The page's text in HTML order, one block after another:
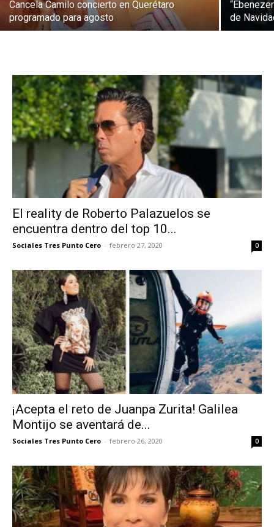
Cancela Camilo concierto en Querétaro
programado para agosto
de
El reality de Roberto Palazuelos se
encuentra dentro del top 10...
Sociales Tres Punto Cero - febrero 27, 2020 0
¡Acepta el reto de Juanpa Zurita! Galilea
Montijo se aventará de...
Sociales Tres Punto Cero - febrero 26, 2020 0